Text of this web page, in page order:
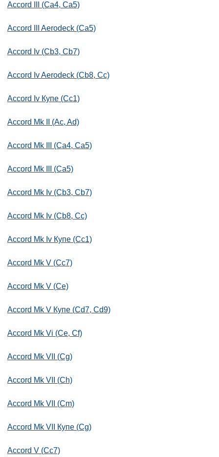
Accord III (Ca4, Ca5)
Accord III Aerodeck (Ca5)
Accord Iv (Cb3, Cb7)
Accord Iv Aerodeck (Cb8, Cc)
Accord Iv Купе (Cc1)
Accord Mk II (Ac, Ad)
Accord Mk III (Ca4, Ca5)
Accord Mk III (Ca5)
Accord Mk Iv (Cb3, Cb7)
Accord Mk Iv (Cb8, Cc)
Accord Mk Iv Купе (Cc1)
Accord Mk V (Cc7)
Accord Mk V (Ce)
Accord Mk V Купе (Cd7, Cd9)
Accord Mk Vi (Ce, Cf)
Accord Mk VII (Cg)
Accord Mk VII (Ch)
Accord Mk VII (Cm)
Accord Mk VII Купе (Cg)
Accord V (Cc7)